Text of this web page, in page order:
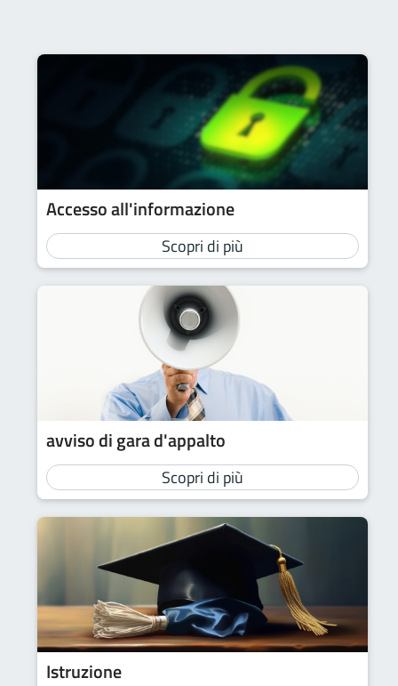
Accesso all'informazione
Scopri di più
avviso di gara d'appalto
Scopri di più
Istruzione